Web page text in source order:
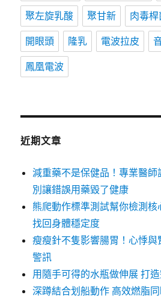
聚左旋乳酸 聚甘新 肉毒桿
開眼頭 隆乳 電波拉皮
鳳凰電波
近期文章
減重藥不是保健品！專業醫師
別讓錯誤用藥毀了健康
熊爬動作標準測試幫你檢測
找回身體穩定度
瘦瘦針不隻影響腸胃！心悸
警訊
用隨手可得的水瓶做伸展 打
深蹲結合划船動作 高效燃脂